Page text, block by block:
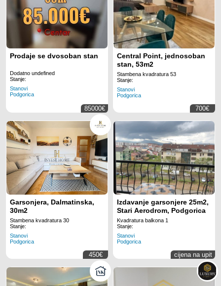
Prodaje se dvosoban stan
Dodatno undefined
Stanje:
Stanovi
Podgorica
85000€
Central Point, jednosoban
stan, 53m2
Stambena kvadratura 53
Stanje:
Stanovi
Podgorica
700€
Garsonjera, Dalmatinska,
30m2
Stambena kvadratura 30
Stanje:
Stanovi
Podgorica
450€
Izdavanje garsonjere 25m2,
Stari Aerodrom, Podgorica
Kvadratura balkona 1
Stanje:
Stanovi
Podgorica
cijena na upit